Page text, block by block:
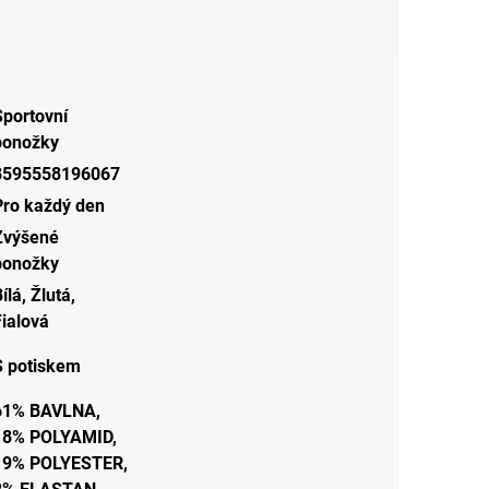
každý den
, Žlutá,
potiskem
BAVLNA,
POLYAMID,
POLYESTER,